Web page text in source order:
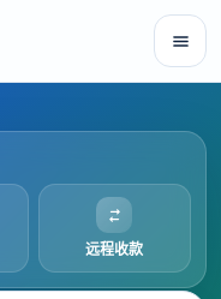
远程收款